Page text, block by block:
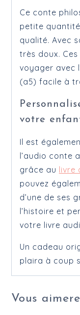
Ce conte
petite
qualité. Avec
très doux.
voyager avec
(a5) facile à
votre
Il est
l’audio conte
grâce au livre
pouvez
d’une de ses
l’histoire et
votre livre
Un cadeau
plaira à coup
Vous